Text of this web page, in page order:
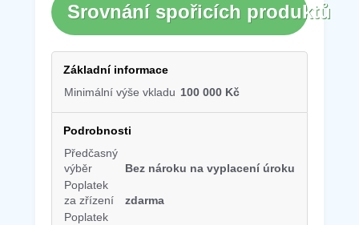
Srovnání spořicích produktů
Základní informace
Minimální výše vkladu 100 000 Kč
Podrobnosti
Předčasný
výběr
Bez nároku na vyplacení úroku
Poplatek
za zřízení
zdarma
Poplatek